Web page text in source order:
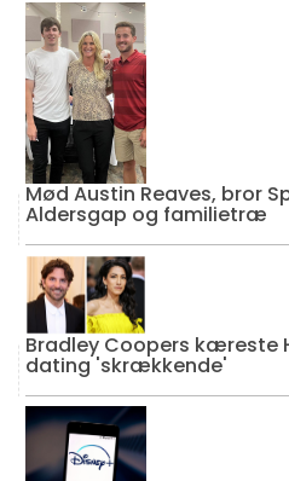
Mød Austin Reaves, bror
Aldersgap og familietræ
Bradley Coopers kæreste
dating 'skrækkende'